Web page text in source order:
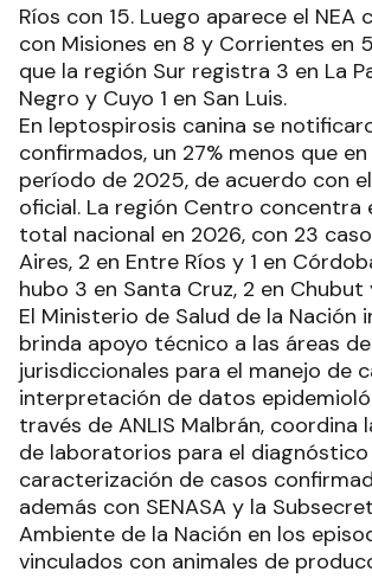
Ríos con 15. Luego aparece el NEA
con Misiones en 8 y Corrientes en
que la región Sur registra 3 en La
Negro y Cuyo 1 en San Luis.
En leptospirosis canina se
confirmados, un 27% menos que
período de 2025, de acuerdo con
oficial. La región Centro concentra
total nacional en 2026, con 23
Aires, 2 en Entre Ríos y 1 en
hubo 3 en Santa Cruz, 2 en Chubut
El Ministerio de Salud de la Nación
brinda apoyo técnico a las áreas
jurisdiccionales para el manejo de
interpretación de datos
través de ANLIS Malbrán, coordina
de laboratorios para el diagnóstico
caracterización de casos
además con SENASA y la
Ambiente de la Nación en los
vinculados con animales de